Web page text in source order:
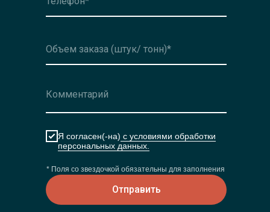
* Поля со звездочкой обязательны для заполнения
Я согласен(-на) с условиями обработки
персональных данных.
Отправить